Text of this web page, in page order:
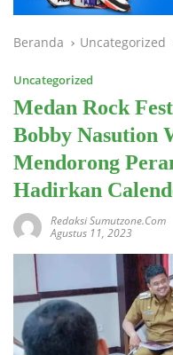
Beranda Uncategorized
Uncategorized
Medan Rock
Bobby Nasution
Mendorong
Hadirkan
Redaksi Sumutzone.com
Agustus 11, 2023